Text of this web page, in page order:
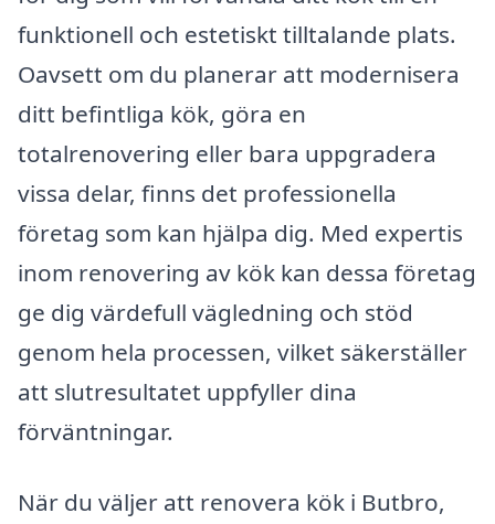
funktionell och estetiskt tilltalande plats.
Oavsett om du planerar att modernisera
ditt befintliga kök, göra en
totalrenovering eller bara uppgradera
vissa delar, finns det professionella
företag som kan hjälpa dig. Med expertis
inom renovering av kök kan dessa företag
ge dig värdefull vägledning och stöd
genom hela processen, vilket säkerställer
att slutresultatet uppfyller dina
förväntningar.
När du väljer att renovera kök i Butbro,